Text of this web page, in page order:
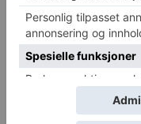
Evertons nye storstue på